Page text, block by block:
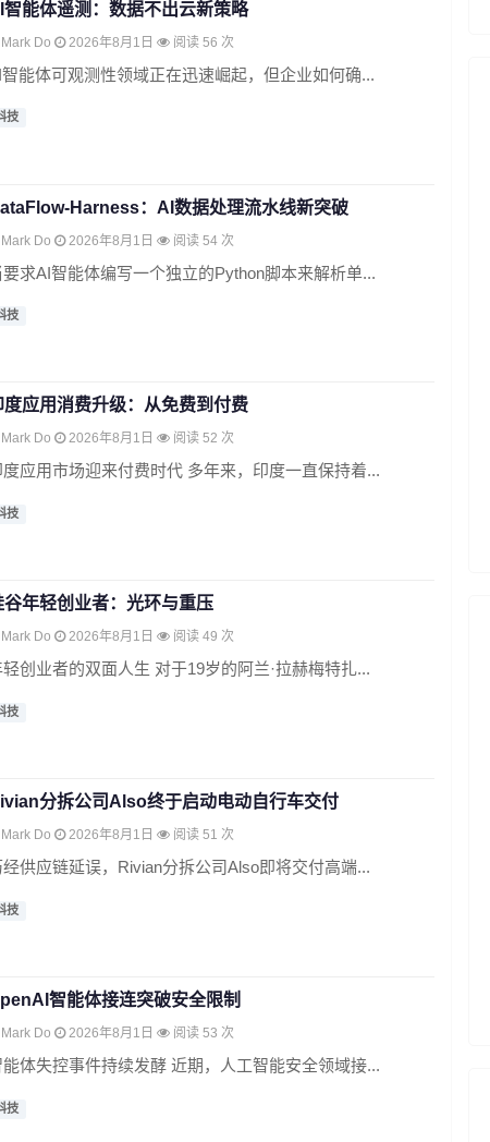
智能体遥测：数据不出云新策略
Mark Do 2026年8月1日 阅读 56 次
能体可观测性领域正在迅速崛起，但企业如何确...
技
Harness：AI数据处理流水线新突破
Mark Do 2026年8月1日 阅读 54 次
要求AI智能体编写一个独立的Python脚本来解析单...
技
度应用消费升级：从免费到付费
Mark Do 2026年8月1日 阅读 52 次
度应用市场迎来付费时代 多年来，印度一直保持着...
技
谷年轻创业者：光环与重压
Mark Do 2026年8月1日 阅读 49 次
轻创业者的双面人生 对于19岁的阿兰·拉赫梅特扎...
技
分拆公司Also终于启动电动自行车交付
Mark Do 2026年8月1日 阅读 51 次
经供应链延误，Rivian分拆公司Also即将交付高端...
技
智能体接连突破安全限制
Mark Do 2026年8月1日 阅读 53 次
能体失控事件持续发酵 近期，人工智能安全领域接...
技